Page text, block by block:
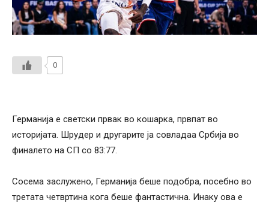
0
Германија е светски првак во кошарка, првпат во
историјата. Шрудер и другарите ја совладаа Србија во
финалето на СП со 83:77.
Сосема заслужено, Германија беше подобра, посебно во
третата четвртина кога беше фантастична. Инаку ова е